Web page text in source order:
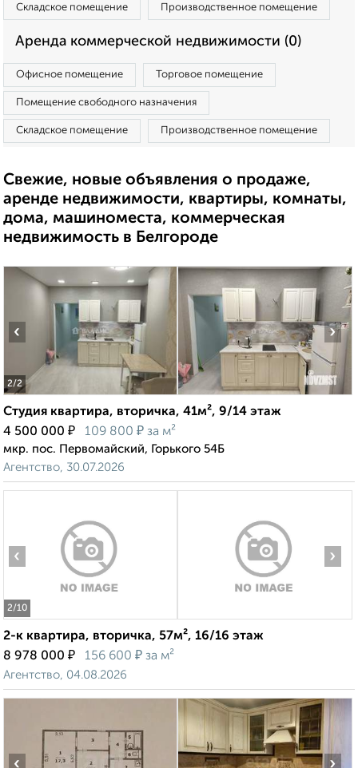
Складское помещение Производственное помещение
Аренда коммерческой недвижимости (0)
Офисное помещение Торговое помещение
Помещение свободного назначения
Складское помещение Производственное помещение
Свежие, новые объявления о продаже,
аренде недвижимости, квартиры, комнаты,
дома, машиноместа, коммерческая
недвижимость в Белгороде
2/2
‹ ›
Студия квартира, вторичка, 41м², 9/14 этаж
4 500 000 ₽ 109 800 ₽ за м²
мкр. пос. Первомайский, Горького 54Б
Агентство, 30.07.2026
2/10
‹ ›
2-к квартира, вторичка, 57м², 16/16 этаж
8 978 000 ₽ 156 600 ₽ за м²
Агентство, 04.08.2026
‹ ›